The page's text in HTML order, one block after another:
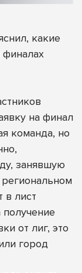
какие
финалах
на финал
команда, но
занявшую
в лист
от лиг, это
город